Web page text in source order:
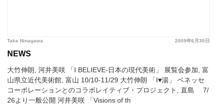
2009年6月30日
Take Ninagawa
NEWS
大竹伸朗, 河井美咲 「I BELIEVE-日本の現代美術」 展覧会参加, 富
山県立近代美術館, 富山 10/10-11/29 大竹伸朗 「I♥湯」 ベネッセ
コーポレーションとのコラボレイティブ・プロジェクト, 直島 7/
26より一般公開 河井美咲 「Visions of th